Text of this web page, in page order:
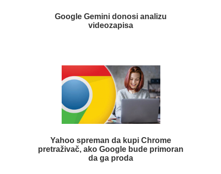
Google Gemini donosi analizu
videozapisa
Yahoo spreman da kupi Chrome
pretraživač, ako Google bude primoran
da ga proda